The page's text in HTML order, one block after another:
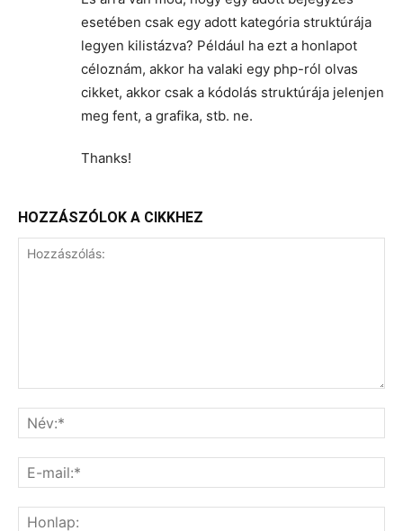
esetében csak egy adott kategória struktúrája
legyen kilistázva? Például ha ezt a honlapot
céloznám, akkor ha valaki egy php-ról olvas
cikket, akkor csak a kódolás struktúrája jelenjen
meg fent, a grafika, stb. ne.
Thanks!
HOZZÁSZÓLOK A CIKKHEZ